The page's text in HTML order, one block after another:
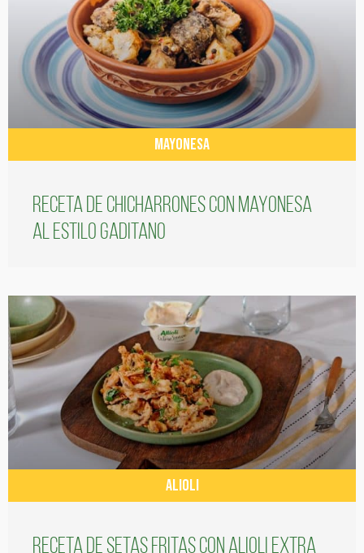
MAYONESA
Receta de chicharrones con mayonesa
al estilo gaditano
ALIOLI
Receta de setas fritas con alioli extra